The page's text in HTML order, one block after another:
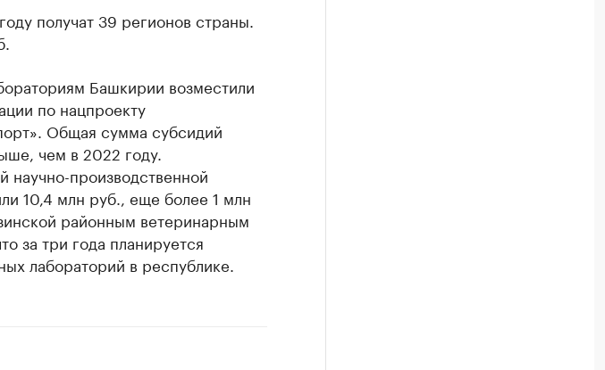
получат 39 регионов страны.
Башкирии возместили
по нацпроекту
Общая сумма субсидий
чем в 2022 году.
научно-производственной
10,4 млн руб., еще более 1 млн
районным ветеринарным
за три года планируется
лабораторий в республике.